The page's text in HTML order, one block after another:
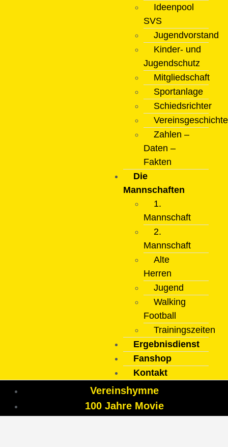
Ideenpool
SVS
Jugendvorstand
Kinder- und
Jugendschutz
Mitgliedschaft
Sportanlage
Schiedsrichter
Vereinsgeschichte
Zahlen –
Daten –
Fakten
Die
Mannschaften
1.
Mannschaft
2.
Mannschaft
Alte
Herren
Jugend
Walking
Football
Trainingszeiten
Ergebnisdienst
Fanshop
Kontakt
Vereinshymne
100 Jahre Movie